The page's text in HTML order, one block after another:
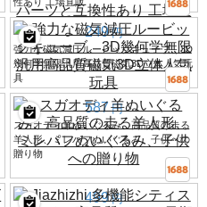
249 円
強力な磁気減圧ルービックキューブ、3D
幾何学無限汎用高品質磁気3D立体人気玩
具
587 円
スガオディ羊ぬいぐるみ、高品質の走る
羊人形、ミレパフぬいぐるみ、子供への
贈り物
499 円